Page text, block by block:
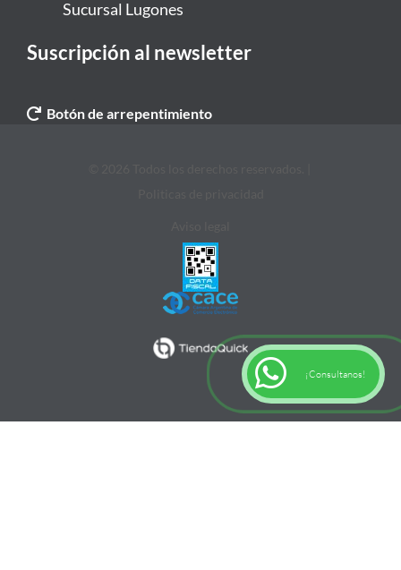
Sucursal Lugones
Suscripción al newsletter
Botón de arrepentimiento
¡Consultanos!